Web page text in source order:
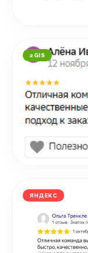
2GIS
ЯНДЕКС